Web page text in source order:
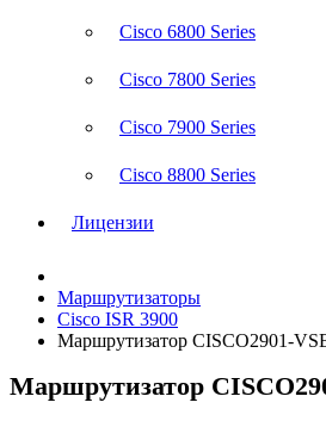
Cisco 6800 Series
Cisco 7800 Series
Cisco 7900 Series
Cisco 8800 Series
Лицензии
Маршрутизаторы
Cisco ISR 3900
Маршрутизатор CISCO2901-
Маршрутизатор